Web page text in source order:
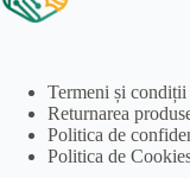
Termeni și condiții
Returnarea
Politica de
Politica de